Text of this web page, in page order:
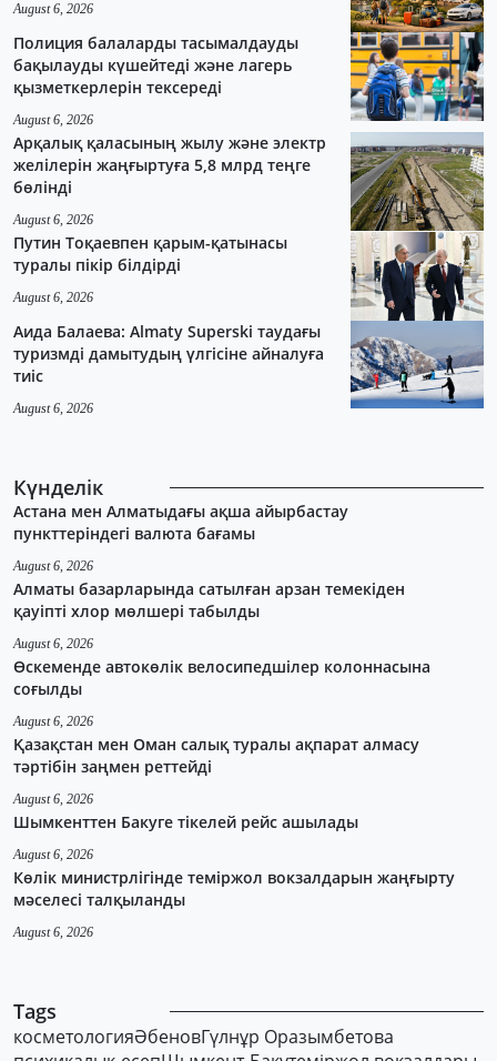
August 6, 2026
Полиция балаларды тасымалдауды
бақылауды күшейтеді және лагерь
қызметкерлерін тексереді
August 6, 2026
Арқалық қаласының жылу және электр
желілерін жаңғыртуға 5,8 млрд теңге
бөлінді
August 6, 2026
Путин Тоқаевпен қарым-қатынасы
туралы пікір білдірді
August 6, 2026
Аида Балаева: Almaty Superski таудағы
туризмді дамытудың үлгісіне айналуға
тиіс
August 6, 2026
Күнделік
Астана мен Алматыдағы ақша айырбастау
пункттеріндегі валюта бағамы
August 6, 2026
Алматы базарларында сатылған арзан темекіден
қауіпті хлор мөлшері табылды
August 6, 2026
Өскеменде автокөлік велосипедшілер колоннасына
соғылды
August 6, 2026
Қазақстан мен Оман салық туралы ақпарат алмасу
тәртібін заңмен реттейді
August 6, 2026
Шымкенттен Бакуге тікелей рейс ашылады
August 6, 2026
Көлік министрлігінде теміржол вокзалдарын жаңғырту
мәселесі талқыланды
August 6, 2026
Tags
косметологияӘбеновГүлнұр Оразымбетова